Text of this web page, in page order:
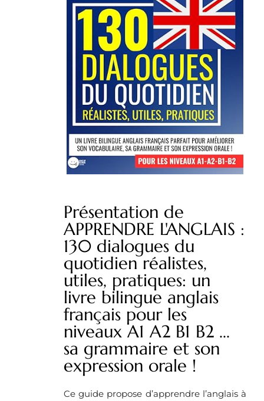
Présentation de
APPRENDRE L'ANGLAIS :
130 dialogues du
quotidien réalistes,
utiles, pratiques: un
livre bilingue anglais
français pour les
niveaux A1 A2 B1 B2 ...
sa grammaire et son
expression orale !
Ce guide propose d’apprendre l’anglais à